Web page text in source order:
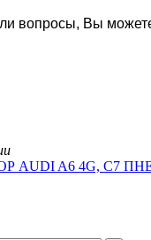
вопросы, Вы
AUDI A6 4G, C7